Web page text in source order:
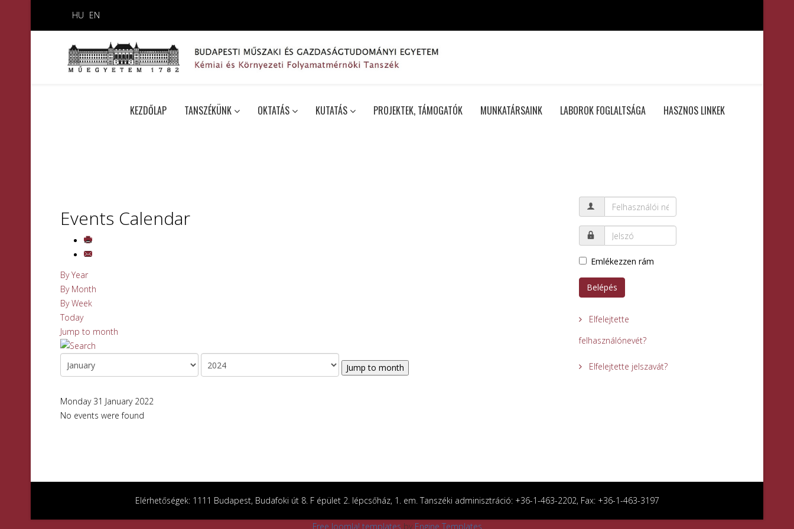
HU EN
KEZDŐLAP TANSZÉKÜNK OKTATÁS KUTATÁS PROJEKTEK, TÁMOGATÓK MUNKATÁRSAINK LABOROK FOGLALTSÁGA HASZNOS LINKEK
Events Calendar
By Year
By Month
By Week
Today
Jump to month
Jump to month
Monday 31 January 2022
No events were found
Emlékezzen rám
Belépés
Elfelejtette
felhasználónevét?
Elfelejtette jelszavát?
Elérhetőségek: 1111 Budapest, Budafoki út 8. F épület 2. lépcsőház, 1. em. Tanszéki adminisztráció: +36-1-463-2202, Fax: +36-1-463-3197
Free Joomla! templates by Engine Templates